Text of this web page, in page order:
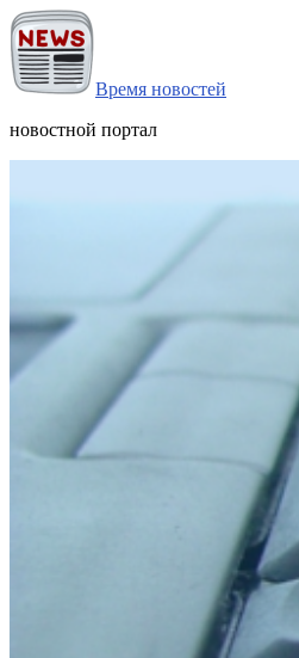
Время новостей
новостной портал